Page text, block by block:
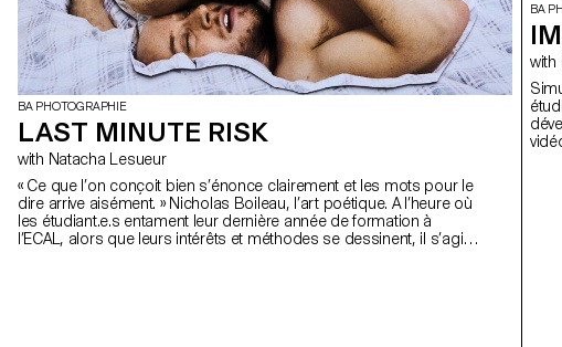
BA PHOTOGRAPHIE
LAST MINUTE RISK
with Natacha Lesueur
« Ce que l’on conçoit bien s’énonce clairement et les mots pour le
dire arrive aisément. » Nicholas Boileau, l’art poétique. A l’heure où
les étudiant.e.s entament leur dernière année de formation à
l’ECAL, alors que leurs intérêts et méthodes se dessinent, il s’agit
BA
Simulations Par la